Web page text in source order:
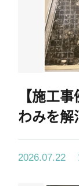
【施工
わみを解
2026.07.22